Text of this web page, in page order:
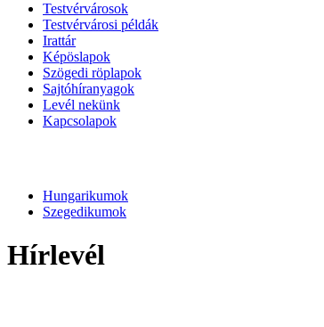
Testvérvárosok
Testvérvárosi példák
Irattár
Képöslapok
Szögedi röplapok
Sajtóhíranyagok
Levél nekünk
Kapcsolapok
Hungarikumok
Szegedikumok
Hírlevél